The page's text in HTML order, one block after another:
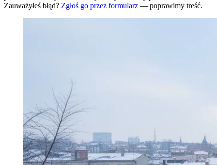
Zauważyłeś błąd? Zgłoś go przez formularz — poprawimy treść.